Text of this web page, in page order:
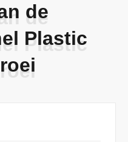
de
Plastic
de
Plastic